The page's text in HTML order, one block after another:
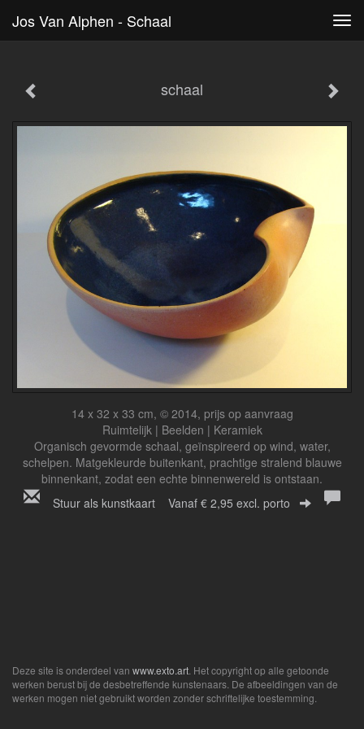
Jos Van Alphen - Schaal
schaal
14 x 32 x 33 cm, © 2014, prijs op aanvraag
Ruimtelijk | Beelden | Keramiek
Organisch gevormde schaal, geïnspireerd op wind, water,
schelpen. Matgekleurde buitenkant, prachtige stralend blauwe
binnenkant, zodat een echte binnenwereld is ontstaan.
Stuur als kunstkaart Vanaf € 2,95 excl. porto
Deze site is onderdeel van www.exto.art . Het copyright op alle getoonde
werken berust bij de desbetreffende kunstenaars. De afbeeldingen van de
werken mogen niet gebruikt worden zonder schriftelijke toestemming.